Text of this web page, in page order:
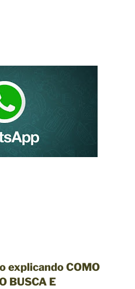
explicando COMO
BUSCA E